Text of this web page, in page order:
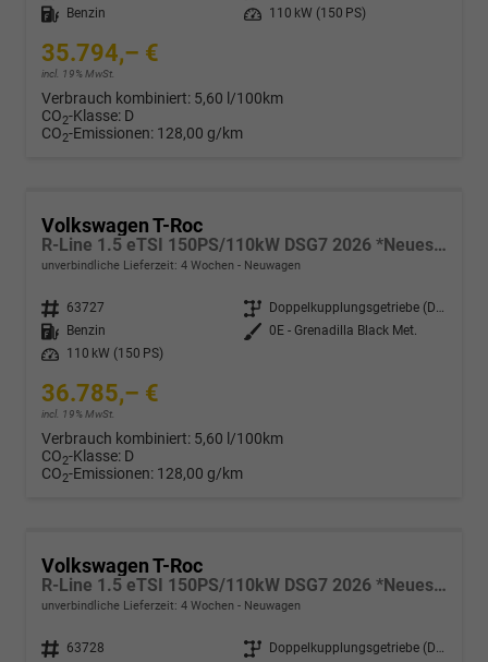
Kraftstoff
Benzin Leistung 110 kW (150 PS)
35.794,– €
incl. 19% MwSt.
Verbrauch kombiniert: 5,60 l/100km
CO2-Klasse: D
CO2-Emissionen: 128,00 g/km
Volkswagen T-Roc
R-Line 1.5 eTSI 150PS/110kW DSG7 2026 *Neues Modell* | +AHK+PARK ASSIST PLUS+18"ALU
unverbindliche Lieferzeit: 4 Wochen Neuwagen
Fahrzeugnr. 63727 Getriebe
Doppelkupplungsgetriebe (DSG)
Kraftstoff
Benzin Außenfarbe 0E - Grenadilla Black Met.
Leistung
110 kW (150 PS)
36.785,– €
incl. 19% MwSt.
Verbrauch kombiniert: 5,60 l/100km
CO2-Klasse: D
CO2-Emissionen: 128,00 g/km
Volkswagen T-Roc
R-Line 1.5 eTSI 150PS/110kW DSG7 2026 *Neues Modell* +AHK+PARK ASSIST PLUS+18"ALU
unverbindliche Lieferzeit: 4 Wochen Neuwagen
Fahrzeugnr. 63728 Getriebe
Doppelkupplungsgetriebe (DSG)